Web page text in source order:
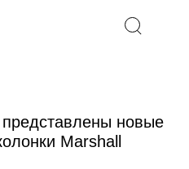
новые
Marshall